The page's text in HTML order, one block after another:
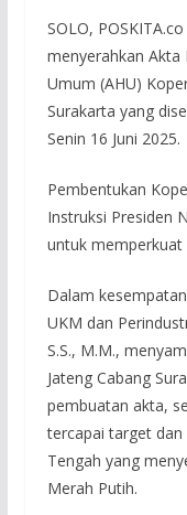
SOLO,
menyerahkan
Umum (AHU)
Surakarta yang
Senin 16 Juni 2025.
Pembentukan
Instruksi Presiden
untuk memperkuat
Dalam
UKM dan
S.S., M.M.,
Jateng Cabang
pembuatan akta,
tercapai target
Tengah yang
Merah Putih.